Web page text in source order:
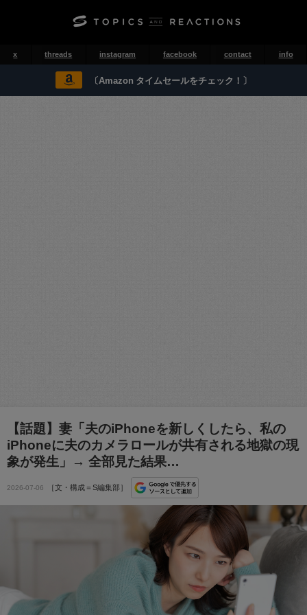
x threads instagram facebook contact info
〔Amazon タイムセールをチェック！〕
【話題】妻「夫のiPhoneを新しくしたら、私の
iPhoneに夫のカメラロールが共有される地獄の現
象が発生」→ 全部見た結果…
2026-07-06 ［文・構成＝S編集部］